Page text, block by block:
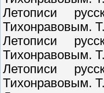
Летописи
Тихонравовым.
Летописи
Тихонравовым.
Летописи
Тихонравовым.